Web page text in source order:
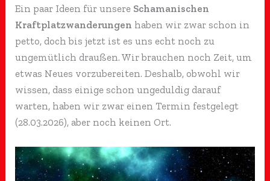
Ein paar Ideen für unsere Schamanischen
Kraftplatzwanderungen haben wir zwar schon in
petto, doch bis jetzt ist es uns echt noch zu
ungemütlich draußen. Wir brauchen noch Zeit, um
etwas Neues vorzubereiten. Deshalb, obwohl wir
wissen, dass einige schon ungeduldig darauf
warten, haben wir zwar einen Termin festgelegt
(28.03.2026), aber noch keinen Ort.